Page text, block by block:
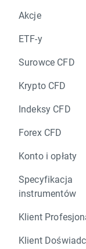
Akcje
ETF-y
Surowce CFD
Krypto CFD
Indeksy CFD
Forex CFD
Konto i opłaty
Specyfikacja
instrumentów
Klient
Klient